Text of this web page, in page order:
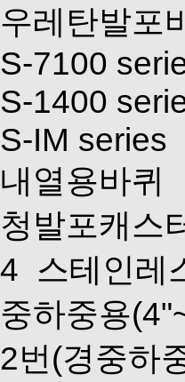
우레탄발포
S-7100
S-1400
S-IM series
내열용바퀴
청발포캐스
4 스테인레
중하중용
2번(경중하